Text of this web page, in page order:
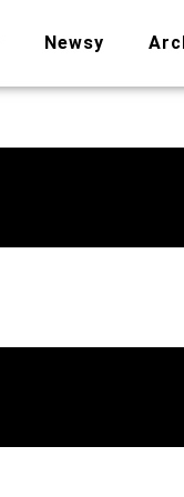
Newsy